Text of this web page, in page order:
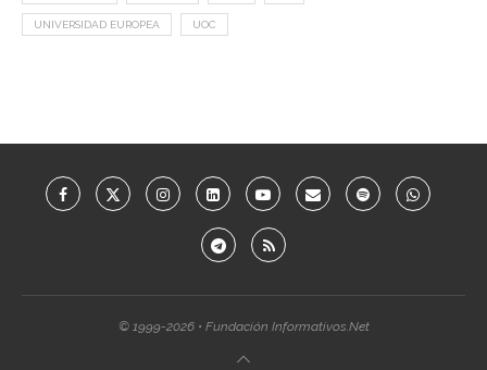
UNIVERSIDAD EUROPEA UOC
© 1999-2026 • Fundación Informativos.Net